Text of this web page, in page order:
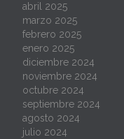
abril 2025
marzo 2025
febrero 2025
enero 2025
diciembre 2024
noviembre 2024
octubre 2024
septiembre 2024
agosto 2024
julio 2024